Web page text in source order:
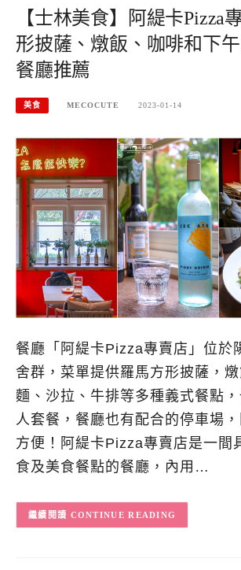
【士林美食】阿緹卡Pizza
形披薩、燉飯、咖啡和下
餐廳推薦
美食 MECOCUTE 2023-01-14
餐廳「阿緹卡Pizza專賣店」位於
舍群，菜單提供羅馬方形披薩，燉
麵、沙拉、牛排等多種義式餐點
人套餐，餐廳也有配合的停車場
方便！阿緹卡Pizza專賣店是一間
食及美食餐點的餐廳，內用…
CONTINUE READING